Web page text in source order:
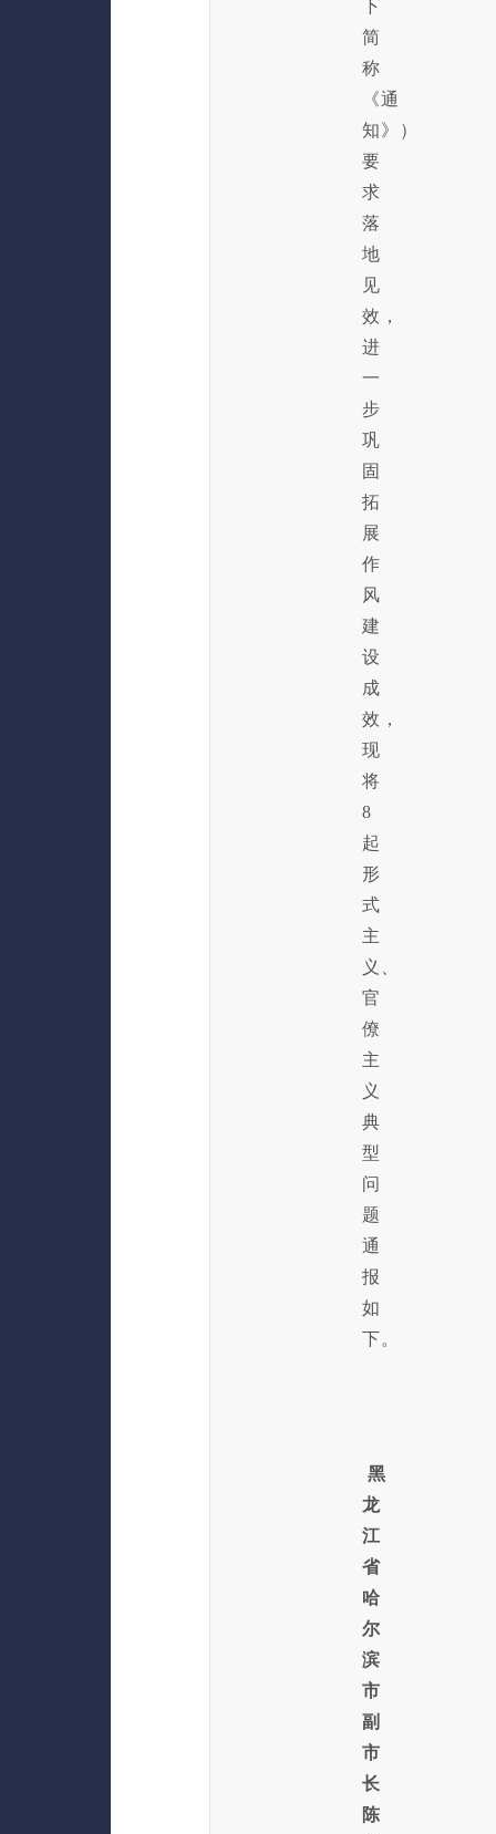
下
简
称
《通
知》）
要
求
落
地
见
效，
进
一
步
巩
固
拓
展
作
风
建
设
成
效，
现
将
8
起
形
式
主
义、
官
僚
主
义
典
型
问
题
通
报
如
下。
黑
龙
江
省
哈
尔
滨
市
副
市
长
陈